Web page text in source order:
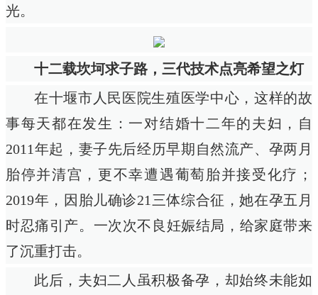
光。
十二载坎坷求子路，三代技术点亮希望之灯
在十堰市人民医院生殖医学中心，这样的故
事每天都在发生：一对结婚十二年的夫妇，自
2011年起，妻子先后经历早期自然流产、孕两月
胎停并清宫，更不幸遭遇葡萄胎并接受化疗；
2019年，因胎儿确诊21三体综合征，她在孕五月
时忍痛引产。一次次不良妊娠结局，给家庭带来
了沉重打击。
此后，夫妇二人虽积极备孕，却始终未能如